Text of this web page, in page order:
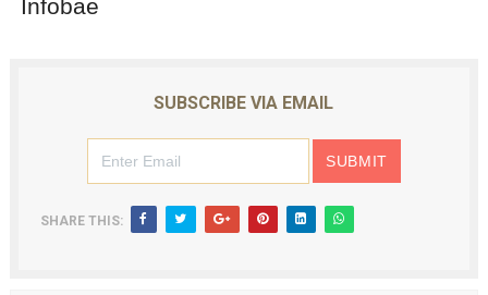
Infobae
SUBSCRIBE VIA EMAIL
SHARE THIS: